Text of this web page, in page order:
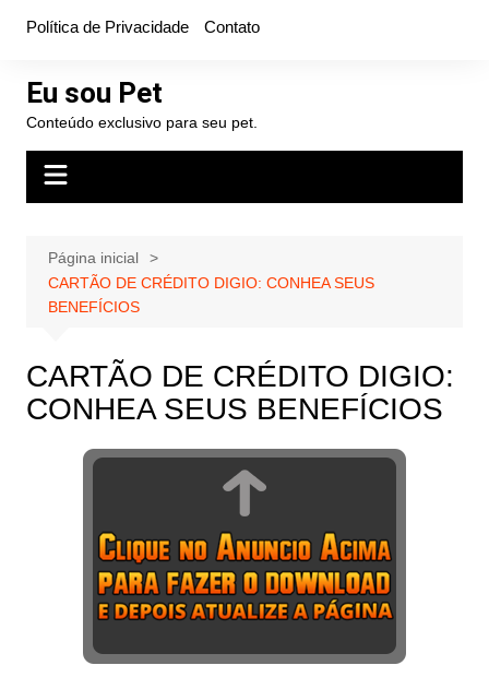
conteúdo
Política de Privacidade Contato
Eu sou Pet
Conteúdo exclusivo para seu pet.
Página inicial
CARTÃO DE CRÉDITO DIGIO: CONHEA SEUS
BENEFÍCIOS
CARTÃO DE CRÉDITO DIGIO:
CONHEA SEUS BENEFÍCIOS